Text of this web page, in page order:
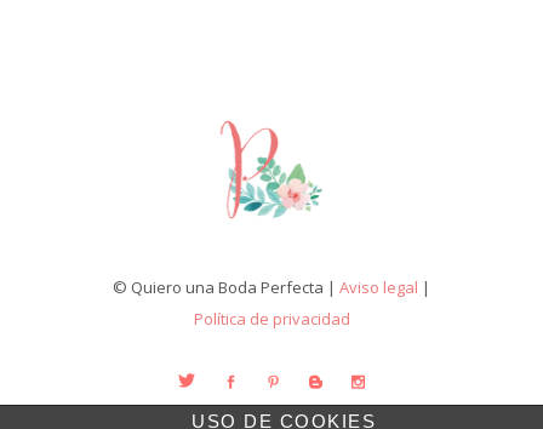
© Quiero una Boda Perfecta | Aviso legal |
Política de privacidad
USO DE COOKIES